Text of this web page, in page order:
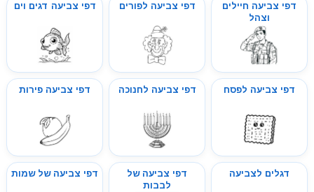
דפי צביעה חיילים
וצהל
דפי צביעה לפורים דפי צביעה דגים וים
דפי צביעה לפסח דפי צביעה לחנוכה דפי צביעה פירות
דגלים לצביעה
דפי צביעה של
לבבות
דפי צביעה של שמות